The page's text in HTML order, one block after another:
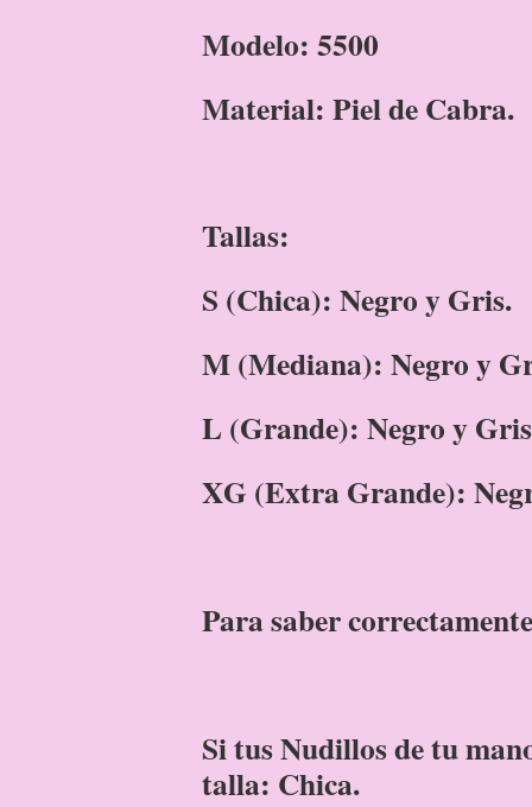
Modelo: 5500
Material: Piel de Cabra.
Tallas:
S (Chica): Negro y Gris.
M (Mediana): Negro y
L (Grande): Negro y
XG (Extra Grande):
Para saber
Si tus Nudillos de tu
talla: Chica.